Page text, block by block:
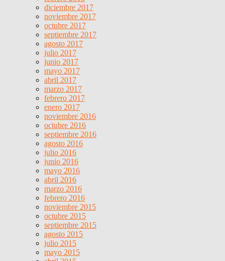
diciembre 2017
noviembre 2017
octubre 2017
septiembre 2017
agosto 2017
julio 2017
junio 2017
mayo 2017
abril 2017
marzo 2017
febrero 2017
enero 2017
noviembre 2016
octubre 2016
septiembre 2016
agosto 2016
julio 2016
junio 2016
mayo 2016
abril 2016
marzo 2016
febrero 2016
noviembre 2015
octubre 2015
septiembre 2015
agosto 2015
julio 2015
mayo 2015